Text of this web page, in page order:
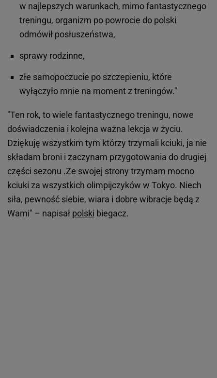
w najlepszych warunkach, mimo fantastycznego
treningu, organizm po powrocie do polski
odmówił posłuszeństwa,
sprawy rodzinne,
złe samopoczucie po szczepieniu, które
wyłączyło mnie na moment z treningów."
"Ten rok, to wiele fantastycznego treningu, nowe
doświadczenia i kolejna ważna lekcja w życiu.
Dziękuję wszystkim tym którzy trzymali kciuki, ja nie
składam broni i zaczynam przygotowania do drugiej
części sezonu .Ze swojej strony trzymam mocno
kciuki za wszystkich olimpijczyków w Tokyo. Niech
siła, pewność siebie, wiara i dobre wibracje będą z
Wami" – napisał polski biegacz.